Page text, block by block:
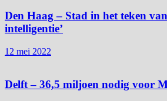
Den Haag – Stad in het teken
intelligentie’
12 mei 2022
Delft – 36,5 miljoen nodig voor